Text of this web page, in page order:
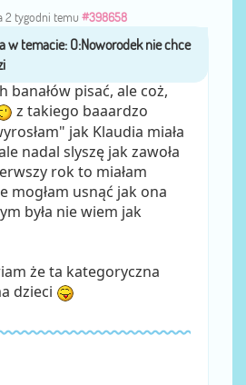
2 tygodni temu #398658
przezMirella
banałów pisać, ale coż,
z takiego baaardzo
jak Klaudia miała
nadal slyszę jak zawoła
rok to miałam
mogłam usnąć jak ona
była nie wiem jak
że ta kategoryczna
dzieci